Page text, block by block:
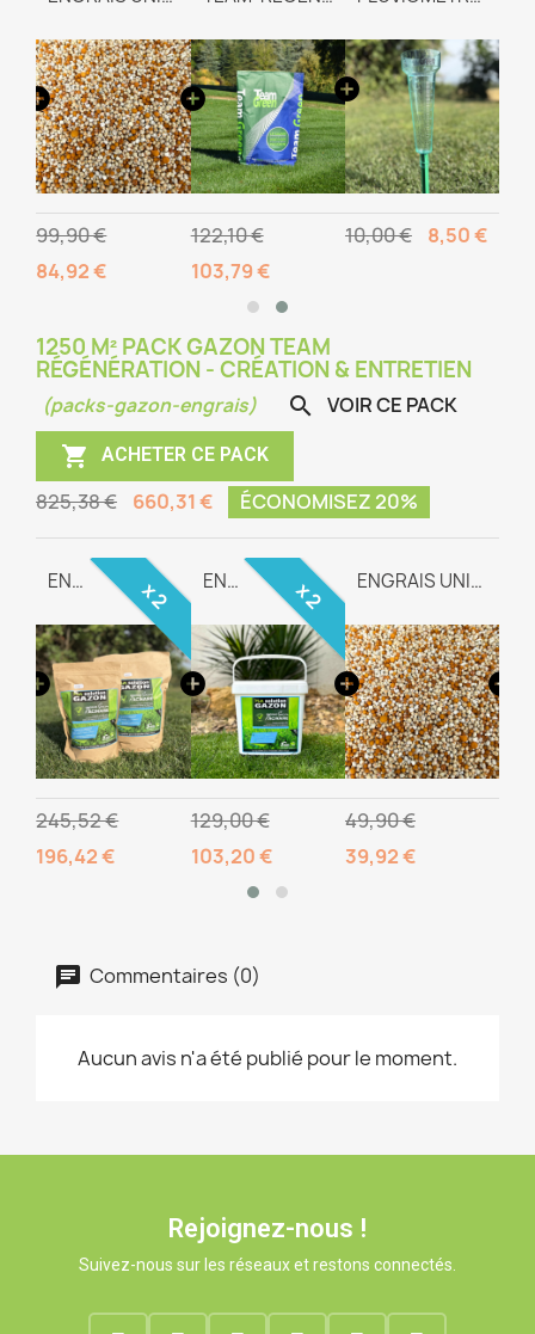
99,90 €
84,92 €
122,10 €
103,79 €
10,00 € 8,50 €
1250 M² PACK GAZON TEAM
RÉGÉNÉRATION - CRÉATION & ENTRETIEN
(packs-gazon-engrais)  VOIR CE PACK
 ACHETER CE PACK
825,38 € 660,31 € ÉCONOMISEZ 20%
x 2
ENGRAIS RACINAIRE
245,52 €
196,42 €
x 2
ENGRAIS RACINAIRE
129,00 €
103,20 €
ENGRAIS UNIVERSEL TEAM-WAY
49,90 €
39,92 €
Commentaires (0)
Aucun avis n'a été publié pour le moment.
Rejoignez-nous !
Suivez-nous sur les réseaux et restons connectés.